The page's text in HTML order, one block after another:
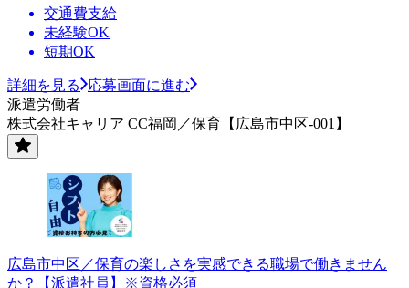
交通費支給
未経験OK
短期OK
詳細を見る
応募画面に進む
派遣労働者
株式会社キャリア CC福岡／保育【広島市中区-001】
広島市中区／保育の楽しさを実感できる職場で働きません
か？【派遣社員】※資格必須